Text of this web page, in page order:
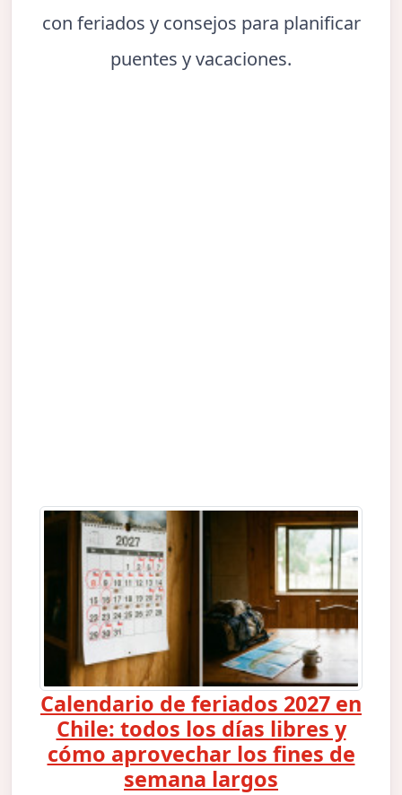
con feriados y consejos para planificar
puentes y vacaciones.
Calendario de feriados 2027 en
Chile: todos los días libres y
cómo aprovechar los fines de
semana largos